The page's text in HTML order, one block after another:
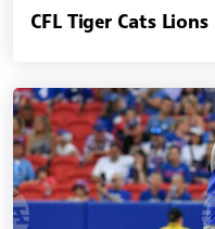
CFL Tiger Cats